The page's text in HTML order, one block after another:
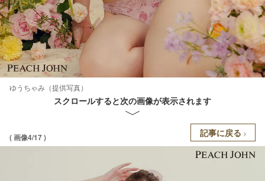
ゆうちゃみ（提供写真）
スクロールすると次の画像が表示されます
( 画像4/17 ) 記事に戻る